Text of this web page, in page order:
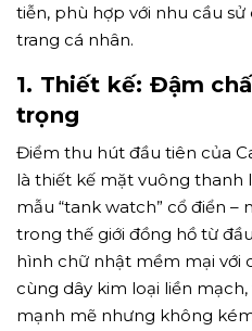
tiễn, phù hợp với nhu cầu
trang cá nhân.
1. Thiết kế: Đậm
trọng
Điểm thu hút đầu tiên của
là thiết kế mặt vuông thanh
mẫu “tank watch” cổ điển
trong thế giới đồng hồ từ
hình chữ nhật mềm mại với
cùng dây kim loại liền
mạnh mẽ nhưng không